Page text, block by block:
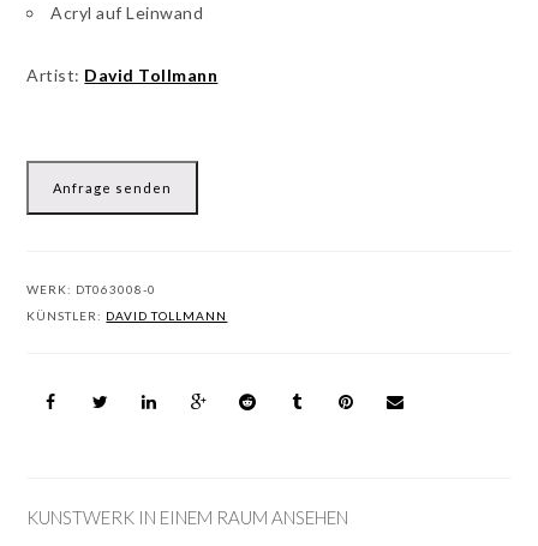
Acryl auf Leinwand
Artist: David Tollmann
Anfrage senden
WERK: DT063008-0
KÜNSTLER: DAVID TOLLMANN
KUNSTWERK IN EINEM RAUM ANSEHEN